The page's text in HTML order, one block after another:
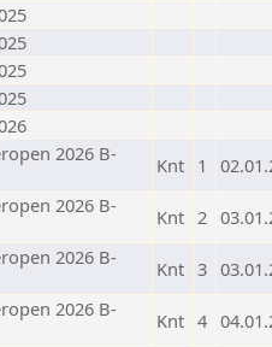
2026 B-
Knt 1
2026 B-
Knt 2
2026 B-
Knt 3
2026 B-
Knt 4